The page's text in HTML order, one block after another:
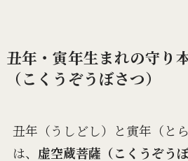
丑年・寅年生まれの守り
（こくうぞうぼさつ）
丑年（うしどし）と寅年（と
は、 虚空蔵菩薩（こくうぞうぼ